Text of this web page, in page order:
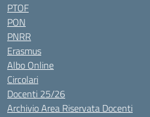
PTOF
PON
PNRR
Erasmus
Albo Online
Circolari
Docenti 25/26
Archivio Area Riservata Docenti